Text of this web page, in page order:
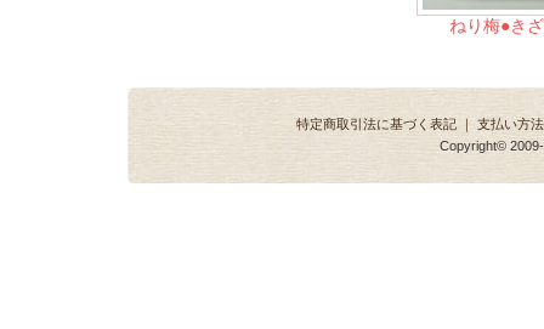
ねり梅●き
特定商取引法に基づく表記｜ 支払い方
Copyright©